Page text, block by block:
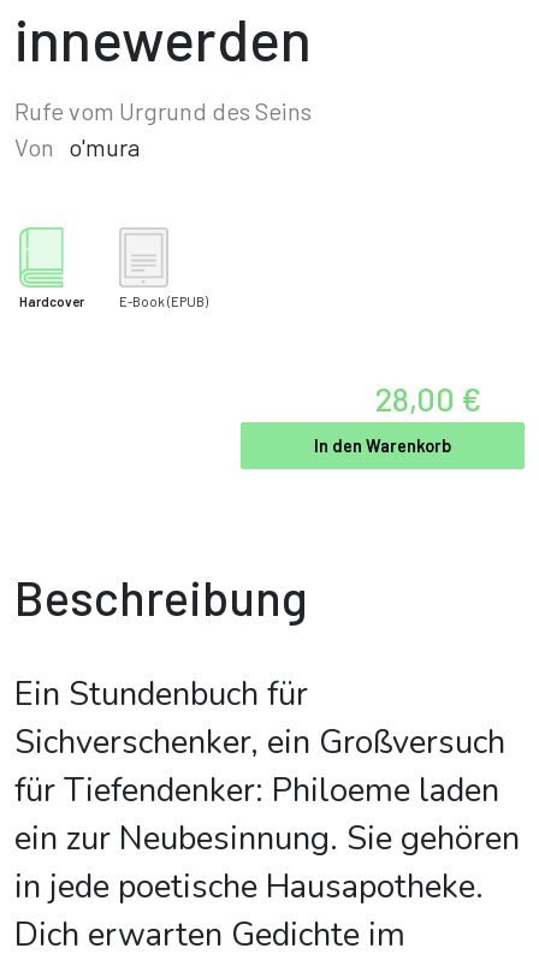
innewerden
Rufe vom Urgrund des Seins
Von
o'mura
Hardcover E-Book (EPUB)
28,00 €
In den Warenkorb
Beschreibung
Ein Stundenbuch für
Sichverschenker, ein Großversuch
für Tiefendenker: Philoeme laden
ein zur Neubesinnung. Sie gehören
in jede poetische Hausapotheke.
Dich erwarten Gedichte im